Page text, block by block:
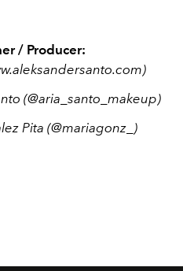
/ Producer:
(@aria_santo_makeup)
Pita (@mariagonz_)